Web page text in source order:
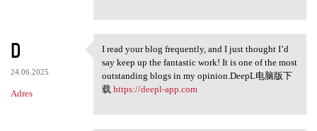
D
24.06.2025
Adres
I read your blog frequently,
I read your blog frequently, and I just thought I’d
say keep up the fantastic work! It is one of the most
outstanding blogs in my opinion.DeepL电脑版下
载 https://deepl-app.com